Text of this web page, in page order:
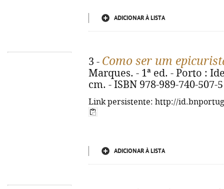
ADICIONAR À LISTA
3 - Como ser um
Marques. - 1ª ed. - Porto :
cm. - ISBN 978-989-740-507-5
Link persistente: http://
ADICIONAR À LISTA